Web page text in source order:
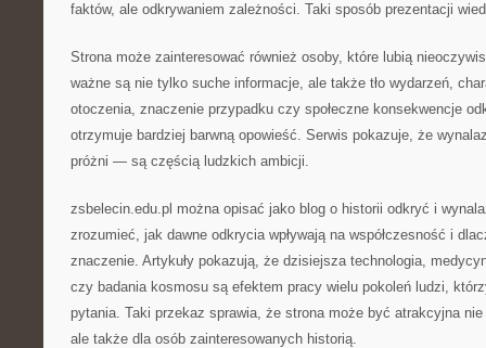
faktów, ale odkrywaniem zależności. Taki sposób prezentacji
Strona może zainteresować również osoby, które lubią
ważne są nie tylko suche informacje, ale także tło wydarzeń,
otoczenia, znaczenie przypadku czy społeczne konsekwencje
otrzymuje bardziej barwną opowieść. Serwis pokazuje, że
próżni — są częścią ludzkich ambicji.
zsbelecin.edu.pl można opisać jako blog o historii odkryć i
zrozumieć, jak dawne odkrycia wpływają na współczesność i
znaczenie. Artykuły pokazują, że dzisiejsza technologia,
czy badania kosmosu są efektem pracy wielu pokoleń ludzi,
pytania. Taki przekaz sprawia, że strona może być atrakcyjna
ale także dla osób zainteresowanych historią.